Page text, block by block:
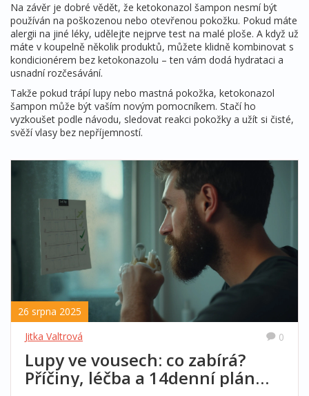
Na závěr je dobré vědět, že ketokonazol šampon nesmí být
používán na poškozenou nebo otevřenou pokožku. Pokud máte
alergii na jiné léky, udělejte nejprve test na malé ploše. A když už
máte v koupelně několik produktů, můžete klidně kombinovat s
kondicionérem bez ketokonazolu – ten vám dodá hydrataci a
usnadní rozčesávání.
Takže pokud trápí lupy nebo mastná pokožka, ketokonazol
šampon může být vaším novým pomocníkem. Stačí ho
vyzkoušet podle návodu, sledovat reakci pokožky a užít si čisté,
svěží vlasy bez nepříjemností.
26 srpna 2025
Jitka Valtrová
0
Lupy ve vousech: co zabírá?
Příčiny, léčba a 14denní plán